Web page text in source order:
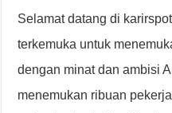
Selamat datang di
terkemuka untuk
dengan minat dan ambisi
menemukan ribuan